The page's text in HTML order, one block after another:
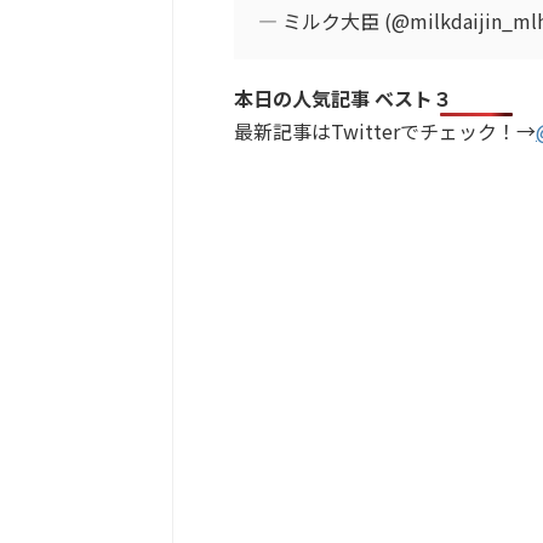
— ミルク大臣
本日の人気記事 ベスト３
最新記事はTwitterでチェック！→